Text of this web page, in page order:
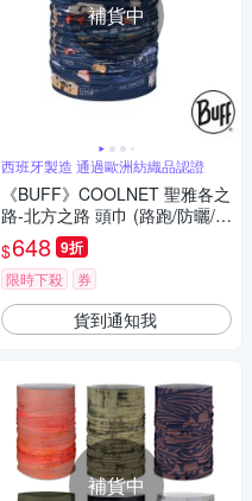
補貨中
西班牙製造 通過歐洲紡織品認證
《BUFF》COOLNET 聖雅各之
路-北方之路 頭巾 (路跑/防曬/健
行/單車/爬山/聖雅各授權)
$648 9折
限時下殺 券
貨到通知我
補貨中